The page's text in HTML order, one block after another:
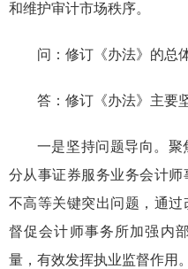
和维护审计市场秩序。
问：修订《办法》 的总
答： 修订《办法》 主要
一是坚持问题导向。 聚
分从事证券服务业务会计师
不高等关键突出问题，通过
督促会计师事务所加强内
量， 有效发挥执业监督作用。